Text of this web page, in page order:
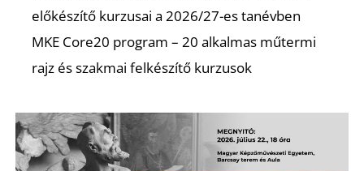
előkészítő kurzusai a 2026/27-es tanévben
MKE Core20 program – 20 alkalmas műtermi
rajz és szakmai felkészítő kurzusok